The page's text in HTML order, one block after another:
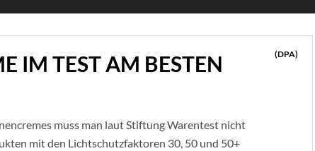
IM TEST AM BESTEN (DPA)
muss man laut Stiftung Warentest nicht
mit den Lichtschutzfaktoren 30, 50 und 50+